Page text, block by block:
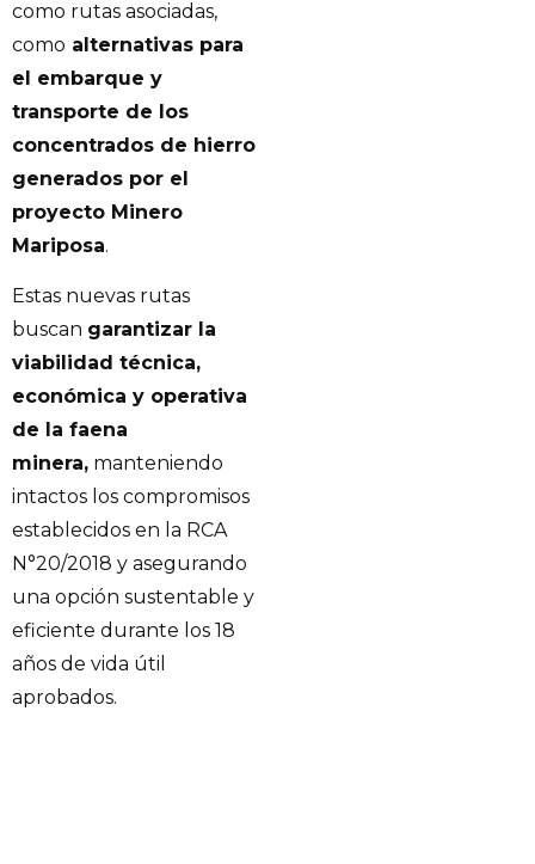
como rutas asociadas,
como alternativas para
el embarque y
transporte de los
concentrados de hierro
generados por el
proyecto Minero
Mariposa.
Estas nuevas rutas
buscan garantizar la
viabilidad técnica,
económica y operativa
de la faena
minera, manteniendo
intactos los compromisos
establecidos en la RCA
N°20/2018 y asegurando
una opción sustentable y
eficiente durante los 18
años de vida útil
aprobados.